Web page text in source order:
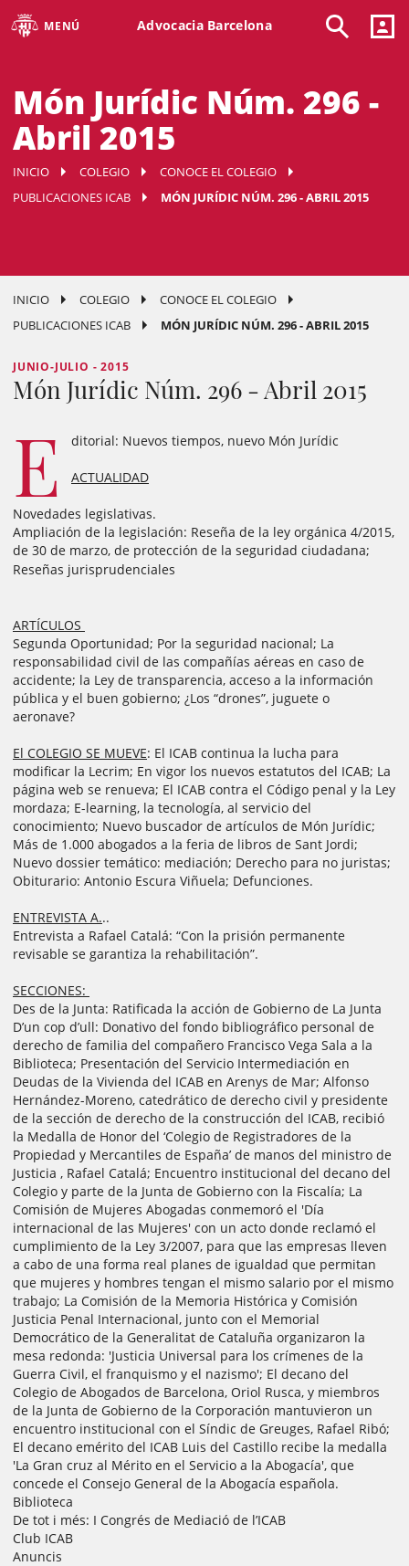
MENÚ Advocacia Barcelona
Món Jurídic Núm. 296 -
Abril 2015
INICIO COLEGIO
CONOCE EL COLEGIO
PUBLICACIONES ICAB
MÓN JURÍDIC NÚM. 296 - ABRIL 2015
INICIO COLEGIO
CONOCE EL COLEGIO
PUBLICACIONES ICAB
MÓN JURÍDIC NÚM. 296 - ABRIL 2015
JUNIO-JULIO - 2015
Món Jurídic Núm. 296 - Abril 2015
E ditorial: Nuevos tiempos, nuevo Món Jurídic
ACTUALIDAD
Novedades legislativas.
Ampliación de la legislación: Reseña de la ley orgánica 4/2015,
de 30 de marzo, de protección de la seguridad ciudadana;
Reseñas jurisprudenciales
ARTÍCULOS
Segunda Oportunidad; Por la seguridad nacional; La
responsabilidad civil de las compañías aéreas en caso de
accidente; la Ley de transparencia, acceso a la información
pública y el buen gobierno; ¿Los “drones”, juguete o
aeronave?
El COLEGIO SE MUEVE: El ICAB continua la lucha para
modificar la Lecrim; En vigor los nuevos estatutos del ICAB; La
página web se renueva; El ICAB contra el Código penal y la Ley
mordaza; E-learning, la tecnología, al servicio del
conocimiento; Nuevo buscador de artículos de Món Jurídic;
Más de 1.000 abogados a la feria de libros de Sant Jordi;
Nuevo dossier temático: mediación; Derecho para no juristas;
Obiturario: Antonio Escura Viñuela; Defunciones.
ENTREVISTA A...
Entrevista a Rafael Catalá: “Con la prisión permanente
revisable se garantiza la rehabilitación”.
SECCIONES:
Des de la Junta: Ratificada la acción de Gobierno de La Junta
D’un cop d’ull: Donativo del fondo bibliográfico personal de
derecho de familia del compañero Francisco Vega Sala a la
Biblioteca; Presentación del Servicio Intermediación en
Deudas de la Vivienda del ICAB en Arenys de Mar; Alfonso
Hernández-Moreno, catedrático de derecho civil y presidente
de la sección de derecho de la construcción del ICAB, recibió
la Medalla de Honor del ‘Colegio de Registradores de la
Propiedad y Mercantiles de España’ de manos del ministro de
Justicia , Rafael Catalá; Encuentro institucional del decano del
Colegio y parte de la Junta de Gobierno con la Fiscalía; La
Comisión de Mujeres Abogadas conmemoró el 'Día
internacional de las Mujeres' con un acto donde reclamó el
cumplimiento de la Ley 3/2007, para que las empresas lleven
a cabo de una forma real planes de igualdad que permitan
que mujeres y hombres tengan el mismo salario por el mismo
trabajo; La Comisión de la Memoria Histórica y Comisión
Justicia Penal Internacional, junto con el Memorial
Democrático de la Generalitat de Cataluña organizaron la
mesa redonda: 'Justicia Universal para los crímenes de la
Guerra Civil, el franquismo y el nazismo'; El decano del
Colegio de Abogados de Barcelona, Oriol Rusca, y miembros
de la Junta de Gobierno de la Corporación mantuvieron un
encuentro institucional con el Síndic de Greuges, Rafael Ribó;
El decano emérito del ICAB Luis del Castillo recibe la medalla
'La Gran cruz al Mérito en el Servicio a la Abogacía', que
concede el Consejo General de la Abogacía española.
Biblioteca
De tot i més: I Congrés de Mediació de l’ICAB
Club ICAB
Anuncis